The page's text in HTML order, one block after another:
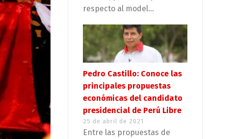
respecto al model...
Pedro Castillo: Conoce las
principales propuestas
económicas del candidato
presidencial de Perú Libre
25 de abril de 2021
Entre las propuestas de